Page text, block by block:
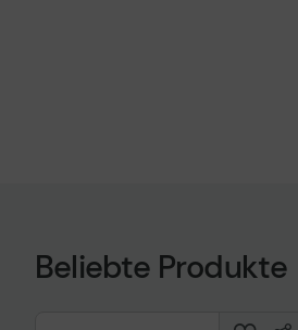
Beliebte Produkte